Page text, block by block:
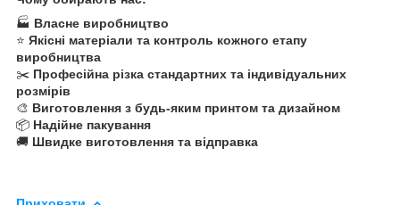
🏭 Власне виробництво
⭐️ Якісні матеріали та контроль кожного етапу
виробництва
✂️ Професійна різка стандартних та індивідуальних
розмірів
🎨 Виготовлення з будь-яким принтом та дизайном
📦 Надійне пакування
🚚 Швидке виготовлення та відправка